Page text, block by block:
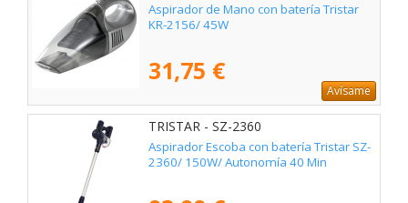
Aspirador de Mano con batería Tristar
KR-2156/ 45W
31,75 €
Avísame
TRISTAR - SZ-2360
Aspirador Escoba con batería Tristar SZ-
2360/ 150W/ Autonomía 40 Min